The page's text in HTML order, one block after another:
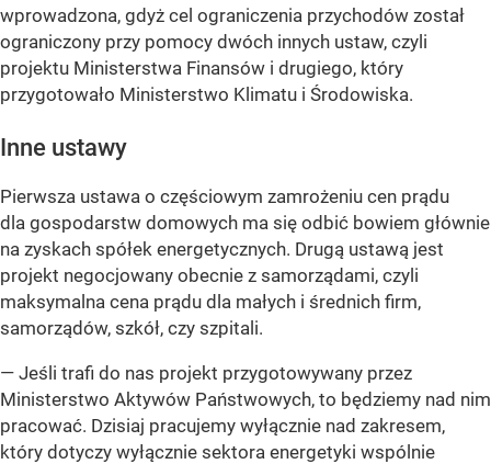
wprowadzona, gdyż cel ograniczenia przychodów został
ograniczony przy pomocy dwóch innych ustaw, czyli
projektu Ministerstwa Finansów i drugiego, który
przygotowało Ministerstwo Klimatu i Środowiska.
Inne ustawy
Pierwsza ustawa o częściowym zamrożeniu cen prądu
dla gospodarstw domowych ma się odbić bowiem głównie
na zyskach spółek energetycznych. Drugą ustawą jest
projekt negocjowany obecnie z samorządami, czyli
maksymalna cena prądu dla małych i średnich firm,
samorządów, szkół, czy szpitali.
— Jeśli trafi do nas projekt przygotowywany przez
Ministerstwo Aktywów Państwowych, to będziemy nad nim
pracować. Dzisiaj pracujemy wyłącznie nad zakresem,
który dotyczy wyłącznie sektora energetyki wspólnie